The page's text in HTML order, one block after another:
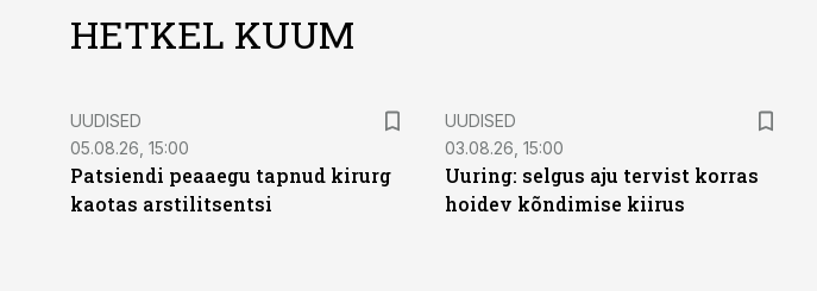
HETKEL KUUM
UUDISED
05.08.26, 15:00
Patsiendi peaaegu tapnud kirurg
kaotas arstilitsentsi
UUDISED
03.08.26, 15:00
Uuring: selgus aju tervist korras
hoidev kõndimise kiirus